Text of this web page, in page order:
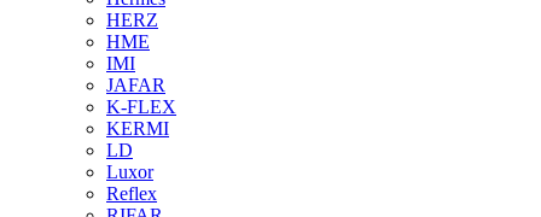
HERZ
HME
IMI
JAFAR
K-FLEX
KERMI
LD
Luxor
Reflex